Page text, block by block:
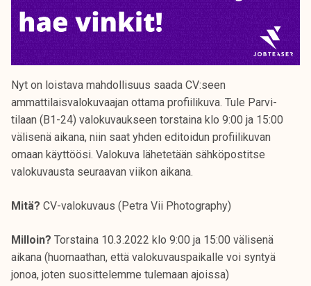
Nyt on loistava mahdollisuus saada CV:seen
ammattilaisvalokuvaajan ottama profiilikuva. Tule Parvi-
tilaan (B1-24) valokuvaukseen torstaina klo 9:00 ja 15:00
välisenä aikana, niin saat yhden editoidun profiilikuvan
omaan käyttöösi. Valokuva lähetetään sähköpostitse
valokuvausta seuraavan viikon aikana.
Mitä? CV-valokuvaus (Petra Vii Photography)
Milloin? Torstaina 10.3.2022 klo 9:00 ja 15:00 välisenä
aikana (huomaathan, että valokuvauspaikalle voi syntyä
jonoa, joten suosittelemme tulemaan ajoissa)